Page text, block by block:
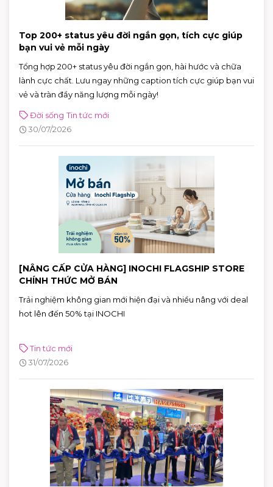
Top 200+ status yêu đời ngắn gọn, tích cực giúp
bạn vui vẻ mỗi ngày
Tổng hợp 200+ status yêu đời ngắn gọn, hài hước và chữa
lành cực chất. Lưu ngay những caption tích cực giúp bạn vui
vẻ và tràn đầy năng lượng mỗi ngày!
Đời sống Tin tức mới
30/07/2026
[NÂNG CẤP CỬA HÀNG] INOCHI FLAGSHIP STORE
CHÍNH THỨC MỞ BÁN
Trải nghiệm không gian mới hiện đại và nhiều nâng với deal
hot lên đến 50% tại INOCHI
Tin tức mới
31/07/2026